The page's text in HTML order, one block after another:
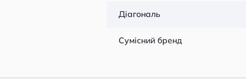
Діагональ
Сумісний бренд